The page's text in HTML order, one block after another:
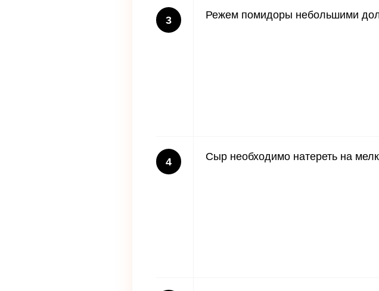
3 Режем помидоры небольшими
4 Сыр необходимо натереть на